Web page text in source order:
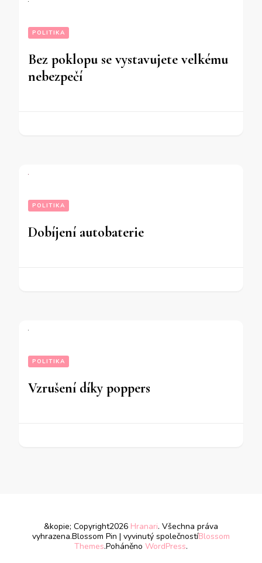
POLITIKA
Bez poklopu se vystavujete velkému
nebezpečí
POLITIKA
Dobíjení autobaterie
POLITIKA
Vzrušení díky poppers
&kopie; Copyright2026 Hranari. Všechna práva
vyhrazena.Blossom Pin | vyvinutý společnostíBlossom
Themes.Poháněno WordPress.